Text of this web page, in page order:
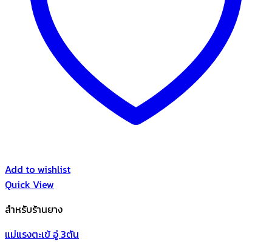
Add to wishlist
Quick View
สำหรับร้านยาง
แม่แรงตะเข้ อู่ 3ตัน